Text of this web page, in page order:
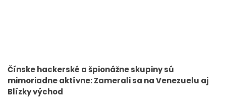
Čínske hackerské a špionážne skupiny sú
mimoriadne aktívne: Zamerali sa na Venezuelu aj
Blízky východ